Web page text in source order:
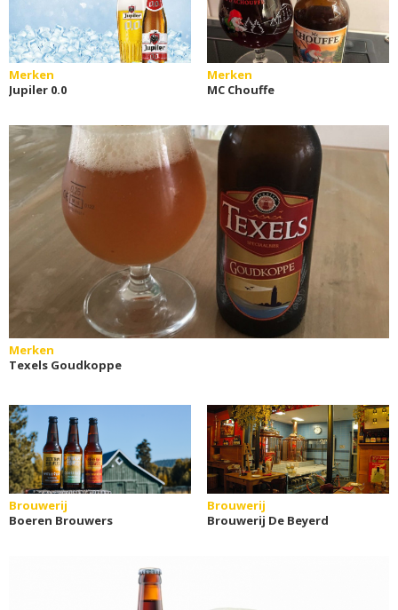
Merken
Jupiler 0.0
Merken
MC Chouffe
Merken
Texels Goudkoppe
Brouwerij
Boeren Brouwers
Brouwerij
Brouwerij De Beyerd